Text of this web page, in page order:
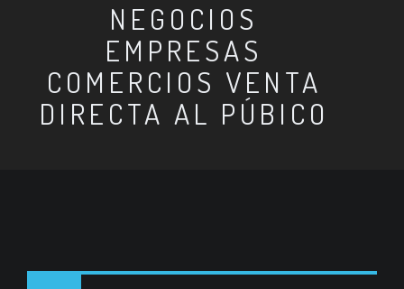
NEGOCIOS
EMPRESAS
COMERCIOS VENTA
DIRECTA AL PÚBICO